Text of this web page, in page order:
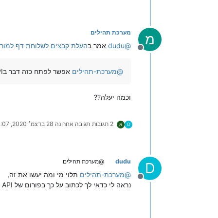
מ
מנותק
מערכת תהילים
@
dudu אמר בהעלת קבצים לשלוחת דף
@מערכת-תהילים אפשר לפתח כזה דבר בAPI
וכמה יעלה??
D א 2 תגובות תגובה אחרונה 28 בדצמ׳ 2020, 21:07
D
מנותק
dudu @מערכת תהילים
@מערכת-תהילים תלוי מי ומה יעשו את זה,
נראה לי כדאי לך לכתוב על כך בפורום של API